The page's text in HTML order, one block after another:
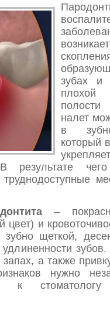
зубах и
налет
в
который
результате чего
–
и
щеткой,
а также
нужно
к